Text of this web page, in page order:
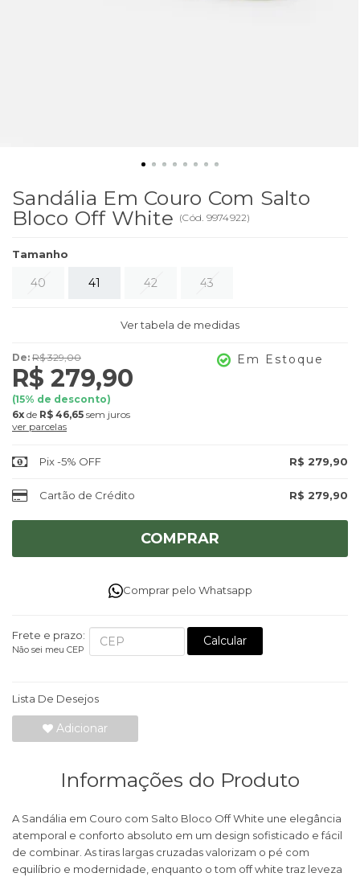
Sandália Em Couro Com Salto
Bloco Off White (Cód. 9974922)
Tamanho
40 41 42 43
Ver tabela de medidas
De: R$ 329,00
R$ 279,90
(15% de desconto)
6x de R$ 46,65 sem juros
ver parcelas
Em Estoque
Pix -5% OFF R$ 279,90
Cartão de Crédito R$ 279,90
COMPRAR
Comprar pelo Whatsapp
Frete e prazo:
Não sei meu CEP
Calcular
Lista De Desejos
Adicionar
Informações do Produto
A Sandália em Couro com Salto Bloco Off White une elegância
atemporal e conforto absoluto em um design sofisticado e fácil
de combinar. As tiras largas cruzadas valorizam o pé com
equilíbrio e modernidade, enquanto o tom off white traz leveza